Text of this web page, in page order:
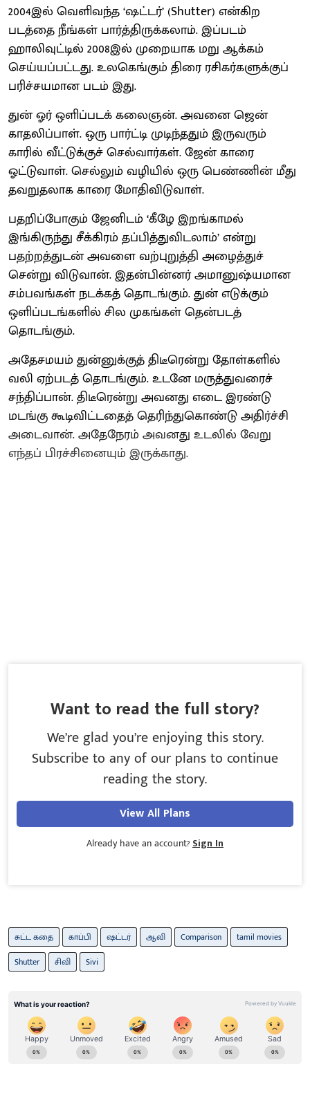
2004இல் வெளிவந்த ‘ஷட்டர்’ (Shutter) என்கிற
படத்தை நீங்கள் பார்த்திருக்கலாம். இப்படம்
ஹாலிவுட்டில் 2008இல் முறையாக மறு ஆக்கம்
செய்யப்பட்டது. உலகெங்கும் திரை ரசிகர்களுக்குப்
பரிச்சயமான படம் இது.
துன் ஓர் ஒளிப்படக் கலைஞன். அவனை ஜென்
காதலிப்பாள். ஒரு பார்ட்டி முடிந்ததும் இருவரும்
காரில் வீட்டுக்குச் செல்வார்கள். ஜேன் காரை
ஓட்டுவாள். செல்லும் வழியில் ஒரு பெண்ணின் மீது
தவறுதலாக காரை மோதிவிடுவாள்.
பதறிப்போகும் ஜேனிடம் ‘கீழே இறங்காமல்
இங்கிருந்து சீக்கிரம் தப்பித்துவிடலாம்’ என்று
பதற்றத்துடன் அவளை வற்புறுத்தி அழைத்துச்
சென்று விடுவான். இதன்பின்னர் அமானுஷ்யமான
சம்பவங்கள் நடக்கத் தொடங்கும். துன் எடுக்கும்
ஒளிப்படங்களில் சில முகங்கள் தென்படத்
தொடங்கும்.
அதேசமயம் துன்னுக்குத் திடீரென்று தோள்களில்
வலி ஏற்படத் தொடங்கும். உடனே மருத்துவரைச்
சந்திப்பான். திடீரென்று அவனது எடை இரண்டு
மடங்கு கூடிவிட்டதைத் தெரிந்துகொண்டு அதிர்ச்சி
அடைவான். அதேநேரம் அவனது உடலில் வேறு
எந்தப் பிரச்சினையும் இருக்காது.
Want to read the full story?
We’re glad you’re enjoying this story.
Subscribe to any of our plans to continue
reading the story.
View All Plans
Already have an account? Sign In
சுட்ட கதை காப்பி ஷட்டர் ஆவி Comparison
tamil movies
Shutter
சிவி Sivi